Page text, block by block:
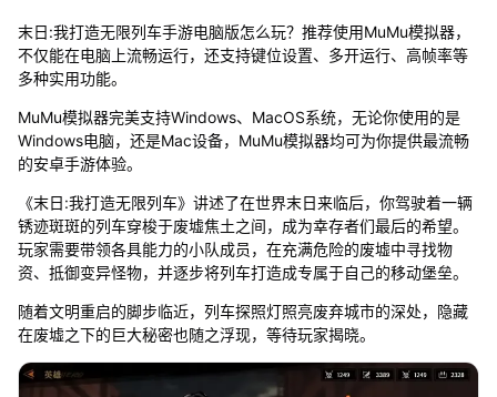
末日:我打造无限列车手游电脑版怎么玩？推荐使用MuMu模拟器，
不仅能在电脑上流畅运行，还支持键位设置、多开运行、高帧率等
多种实用功能。
MuMu模拟器完美支持Windows、MacOS系统，无论你使用的是
Windows电脑，还是Mac设备，MuMu模拟器均可为你提供最流畅
的安卓手游体验。
《末日:我打造无限列车》讲述了在世界末日来临后，你驾驶着一辆
锈迹斑斑的列车穿梭于废墟焦土之间，成为幸存者们最后的希望。
玩家需要带领各具能力的小队成员，在充满危险的废墟中寻找物
资、抵御变异怪物，并逐步将列车打造成专属于自己的移动堡垒。
随着文明重启的脚步临近，列车探照灯照亮废弃城市的深处，隐藏
在废墟之下的巨大秘密也随之浮现，等待玩家揭晓。